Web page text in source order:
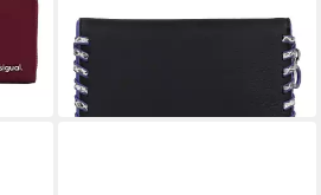
Geldbörse Greta
ab 29,09 €
-48%
in 2-3 Werktagen bei dir